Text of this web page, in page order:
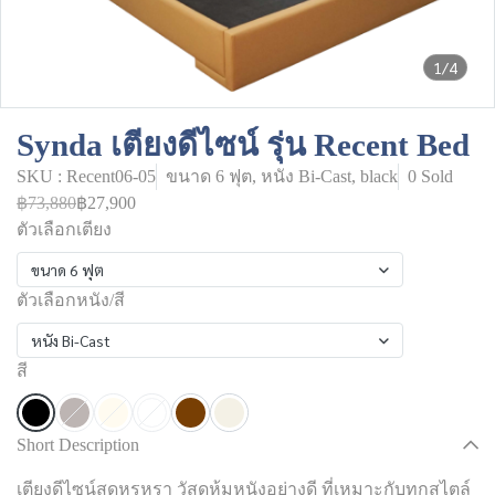
1/4
Synda เตียงดีไซน์ รุ่น Recent Bed
SKU : Recent06-05 ขนาด 6 ฟุต, หนัง Bi-Cast, black 0 Sold
฿73,880฿27,900
ตัวเลือกเตียง
ขนาด 6 ฟุต
ตัวเลือกหนัง/สี
หนัง Bi-Cast
สี
Short Description
เตียงดีไซน์สุดหรูหรา วัสดุหุ้มหนังอย่างดี ที่เหมาะกับทุกสไตล์